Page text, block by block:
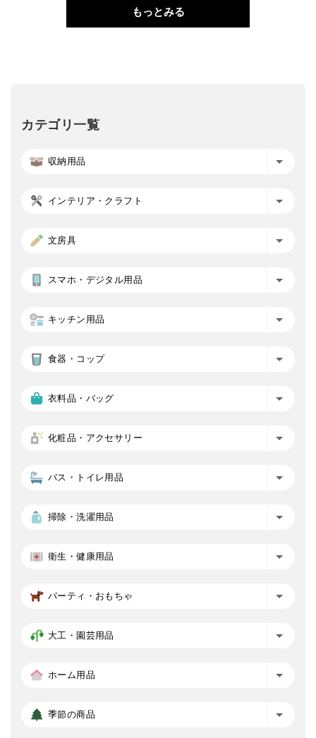
もっとみる
カテゴリ一覧
収納用品
インテリア・クラフト
文房具
スマホ・デジタル用品
キッチン用品
食器・コップ
衣料品・バッグ
化粧品・アクセサリー
バス・トイレ用品
掃除・洗濯用品
衛生・健康用品
パーティ・おもちゃ
大工・園芸用品
ホーム用品
季節の商品